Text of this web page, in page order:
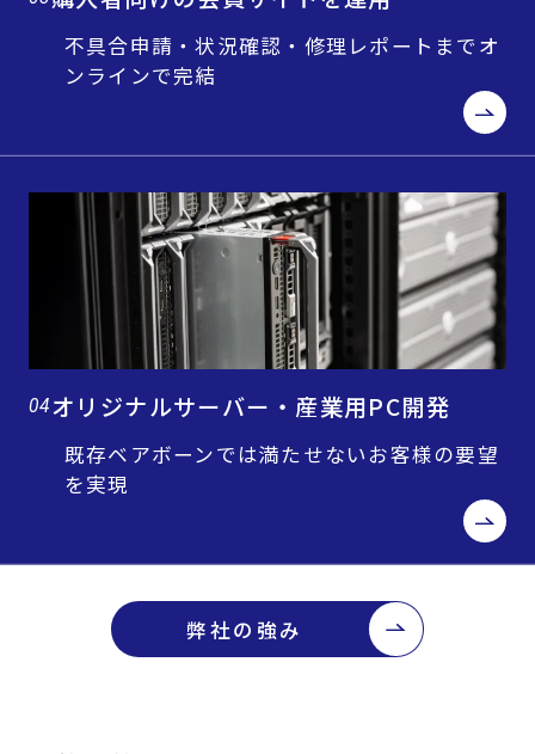
不具合申請・状況確認・修理レポートまでオ
ンラインで完結
04オリジナルサーバー・産業用PC開発
既存ベアボーンでは満たせないお客様の要望
を実現
弊社の強み